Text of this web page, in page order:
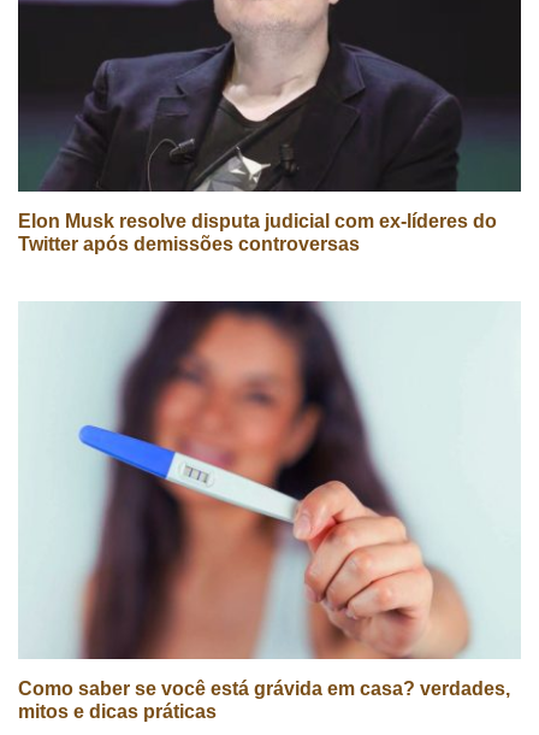
Elon Musk resolve disputa judicial com ex-líderes do
Twitter após demissões controversas
Como saber se você está grávida em casa? verdades,
mitos e dicas práticas